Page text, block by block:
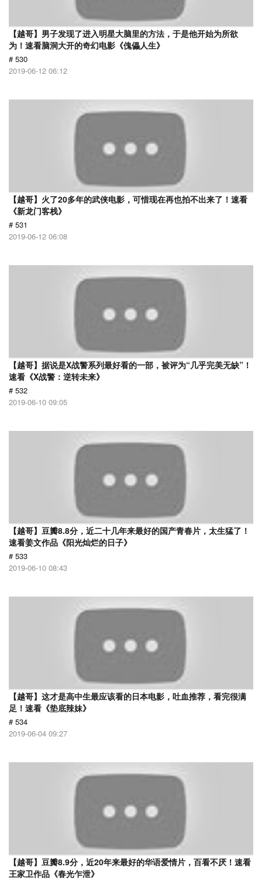
【越哥】男子发现了进入明星大脑里的方法，于是他开始为所欲
为！速看脑洞大开的奇幻电影《傀儡人生》
# 530
2019-06-12 06:12
【越哥】火了20多年的武侠电影，可惜现在再也拍不出来了！速看
《新龙门客栈》
# 531
2019-06-12 06:08
【越哥】据说是X战警系列最好看的一部，被评为“几乎完美无缺”！
速看《X战警：逆转未来》
# 532
2019-06-10 09:05
【越哥】豆瓣8.8分，近二十几年来最好的国产青春片，太生猛了！
速看姜文作品《阳光灿烂的日子》
# 533
2019-06-10 08:43
【越哥】这才是高中生最应该看的日本电影，吐血推荐，看完很满
足！速看《垫底辣妹》
# 534
2019-06-04 09:27
【越哥】豆瓣8.9分，近20年来最好的华语爱情片，百看不厌！速看
王家卫作品《春光乍泄》